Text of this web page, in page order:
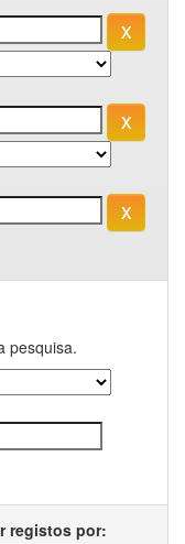
pesquisa.
registos por: